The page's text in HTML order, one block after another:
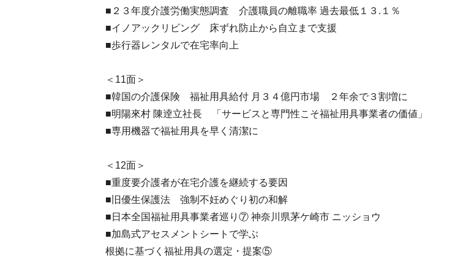
■２３年度介護労働実態調査 介護職員の離職率 過去最低１３.１％
■イノアックリビング 床ずれ防止から自立まで支援
■歩行器レンタルで在宅率向上
＜11面＞
■韓国の介護保険 福祉用具給付 月３４億円市場 ２年余で３割増に
■明陽來村 陳逹立社長 「サービスと専門性こそ福祉用具事業者の価値」
■専用機器で福祉用具を早く清潔に
＜12面＞
■重度要介護者が在宅介護を継続する要因
■旧優生保護法 強制不妊めぐり初の和解
■日本全国福祉用具事業者巡り⑦ 神奈川県茅ケ崎市 ニッショウ
■加島式アセスメントシートで学ぶ
根拠に基づく福祉用具の選定・提案⑤